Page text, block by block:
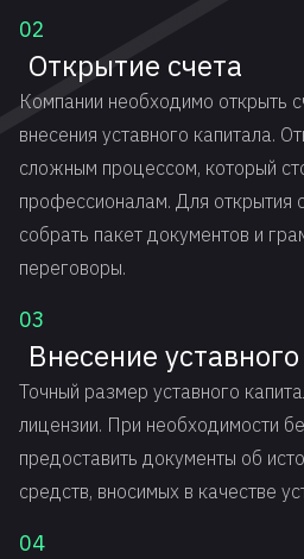
02
Открытие счета
Компании необходимо открыть
внесения уставного капитала.
сложным процессом, который
профессионалам. Для открытия
собрать пакет документов и
переговоры.
03
Внесение
Точный размер уставного
лицензии. При необходимости
предоставить документы об
средств, вносимых в качестве
04